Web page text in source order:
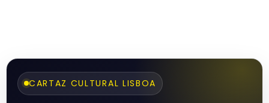
CARTAZ CULTURAL LISBOA